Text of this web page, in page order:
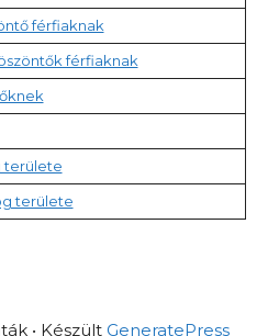
férfiaknak
férfiaknak
területe
területe
• Készült GeneratePress